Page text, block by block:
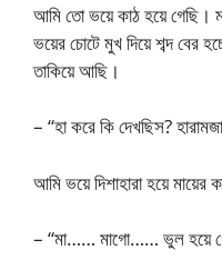
আমি তো ভয়ে কাঠ হয়ে গেছি।
ভয়ের চোটে মুখ দিয়ে শব্দ বের
তাকিয়ে আছি।
– “হা করে কি দেখছিস?
আমি ভয়ে দিশাহারা হয়ে মায়ের
– “মা…… মাগো…… ভুল হয়ে